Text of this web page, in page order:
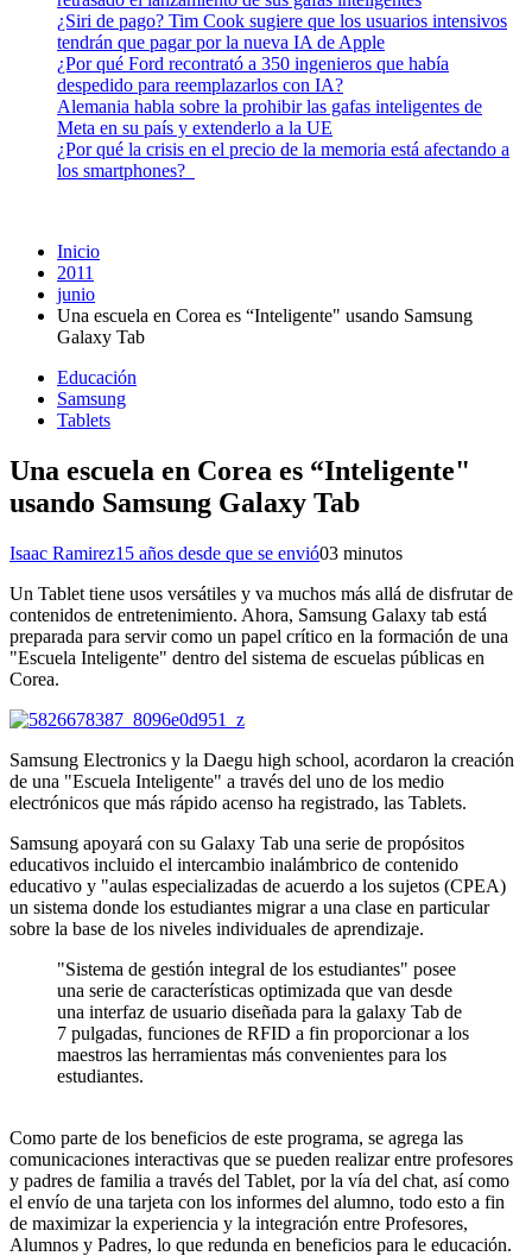
¿Siri de pago? Tim Cook sugiere que los usuarios intensivos
tendrán que pagar por la nueva IA de Apple
¿Por qué Ford recontrató a 350 ingenieros que había
despedido para reemplazarlos con IA?
Alemania habla sobre la prohibir las gafas inteligentes de
Meta en su país y extenderlo a la UE
¿Por qué la crisis en el precio de la memoria está afectando a
los smartphones?
Inicio
2011
junio
Una escuela en Corea es “Inteligente" usando Samsung
Galaxy Tab
Educación
Samsung
Tablets
Una escuela en Corea es “Inteligente"
usando Samsung Galaxy Tab
Isaac Ramirez15 años desde que se envió03 minutos
Un Tablet tiene usos versátiles y va muchos más allá de disfrutar de
contenidos de entretenimiento. Ahora, Samsung Galaxy tab está
preparada para servir como un papel crítico en la formación de una
"Escuela Inteligente" dentro del sistema de escuelas públicas en
Corea.
Samsung Electronics y la Daegu high school, acordaron la creación
de una "Escuela Inteligente" a través del uno de los medio
electrónicos que más rápido acenso ha registrado, las Tablets.
Samsung apoyará con su Galaxy Tab una serie de propósitos
educativos incluido el intercambio inalámbrico de contenido
educativo y "aulas especializadas de acuerdo a los sujetos (CPEA)
un sistema donde los estudiantes migrar a una clase en particular
sobre la base de los niveles individuales de aprendizaje.
"Sistema de gestión integral de los estudiantes" posee
una serie de características optimizada que van desde
una interfaz de usuario diseñada para la galaxy Tab de
7 pulgadas, funciones de RFID a fin proporcionar a los
maestros las herramientas más convenientes para los
estudiantes.
Como parte de los beneficios de este programa, se agrega las
comunicaciones interactivas que se pueden realizar entre profesores
y padres de familia a través del Tablet, por la vía del chat, así como
el envío de una tarjeta con los informes del alumno, todo esto a fin
de maximizar la experiencia y la integración entre Profesores,
Alumnos y Padres, lo que redunda en beneficios para le educación.